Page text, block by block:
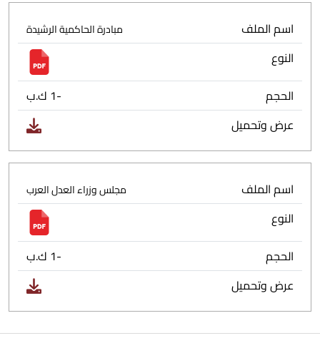
اسم الملف مبادرة الحاكمية الرشيدة
النوع
الحجم
-1 ك.ب
عرض وتحميل
اسم الملف مجلس وزراء العدل العرب
النوع
الحجم
-1 ك.ب
عرض وتحميل